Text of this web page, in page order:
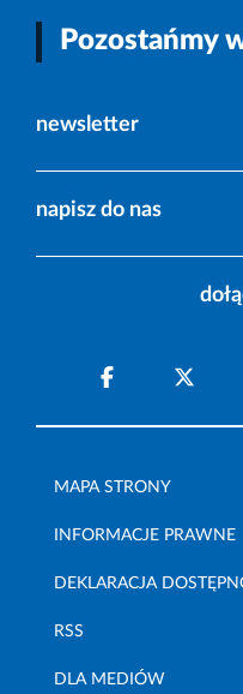
Pozostańmy
newsletter
napisz do nas
MAPA STRONY
INFORMACJE PRAWNE
DEKLARACJA
RSS
DLA MEDIÓW